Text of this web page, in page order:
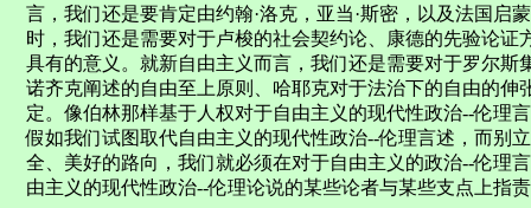
言，我们还是要肯定由约翰·洛克，亚当·斯密，以及法国启
时，我们还是需要对于卢梭的社会契约论、康德的先验论
具有的意义。就新自由主义而言，我们还是需要对于罗尔
诺齐克阐述的自由至上原则、哈耶克对于法治下的自由的伸
定。像伯林那样基于人权对于自由主义的现代性政治--伦理
假如我们试图取代自由主义的现代性政治--伦理言述，而别
全、美好的路向，我们就必须在对于自由主义的政治--伦理
由主义的现代性政治--伦理论说的某些论者与某些支点上指